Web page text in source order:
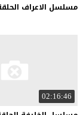
مسلسل الاعراف
02:16:46